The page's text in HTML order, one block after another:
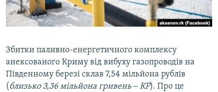
ВІДЕОУРОКИ «ELIFBE»
СВІДЧЕННЯ ОКУПАЦІЇ
Русский
Qırımtatar
Збитки паливно-енергетичного комплексу
анексованого Криму від вибуху газопроводів на
Південному березі склав 7,54 мільйона рублів
( близько 3,36 мільйона гривень ‒ КР). Про це